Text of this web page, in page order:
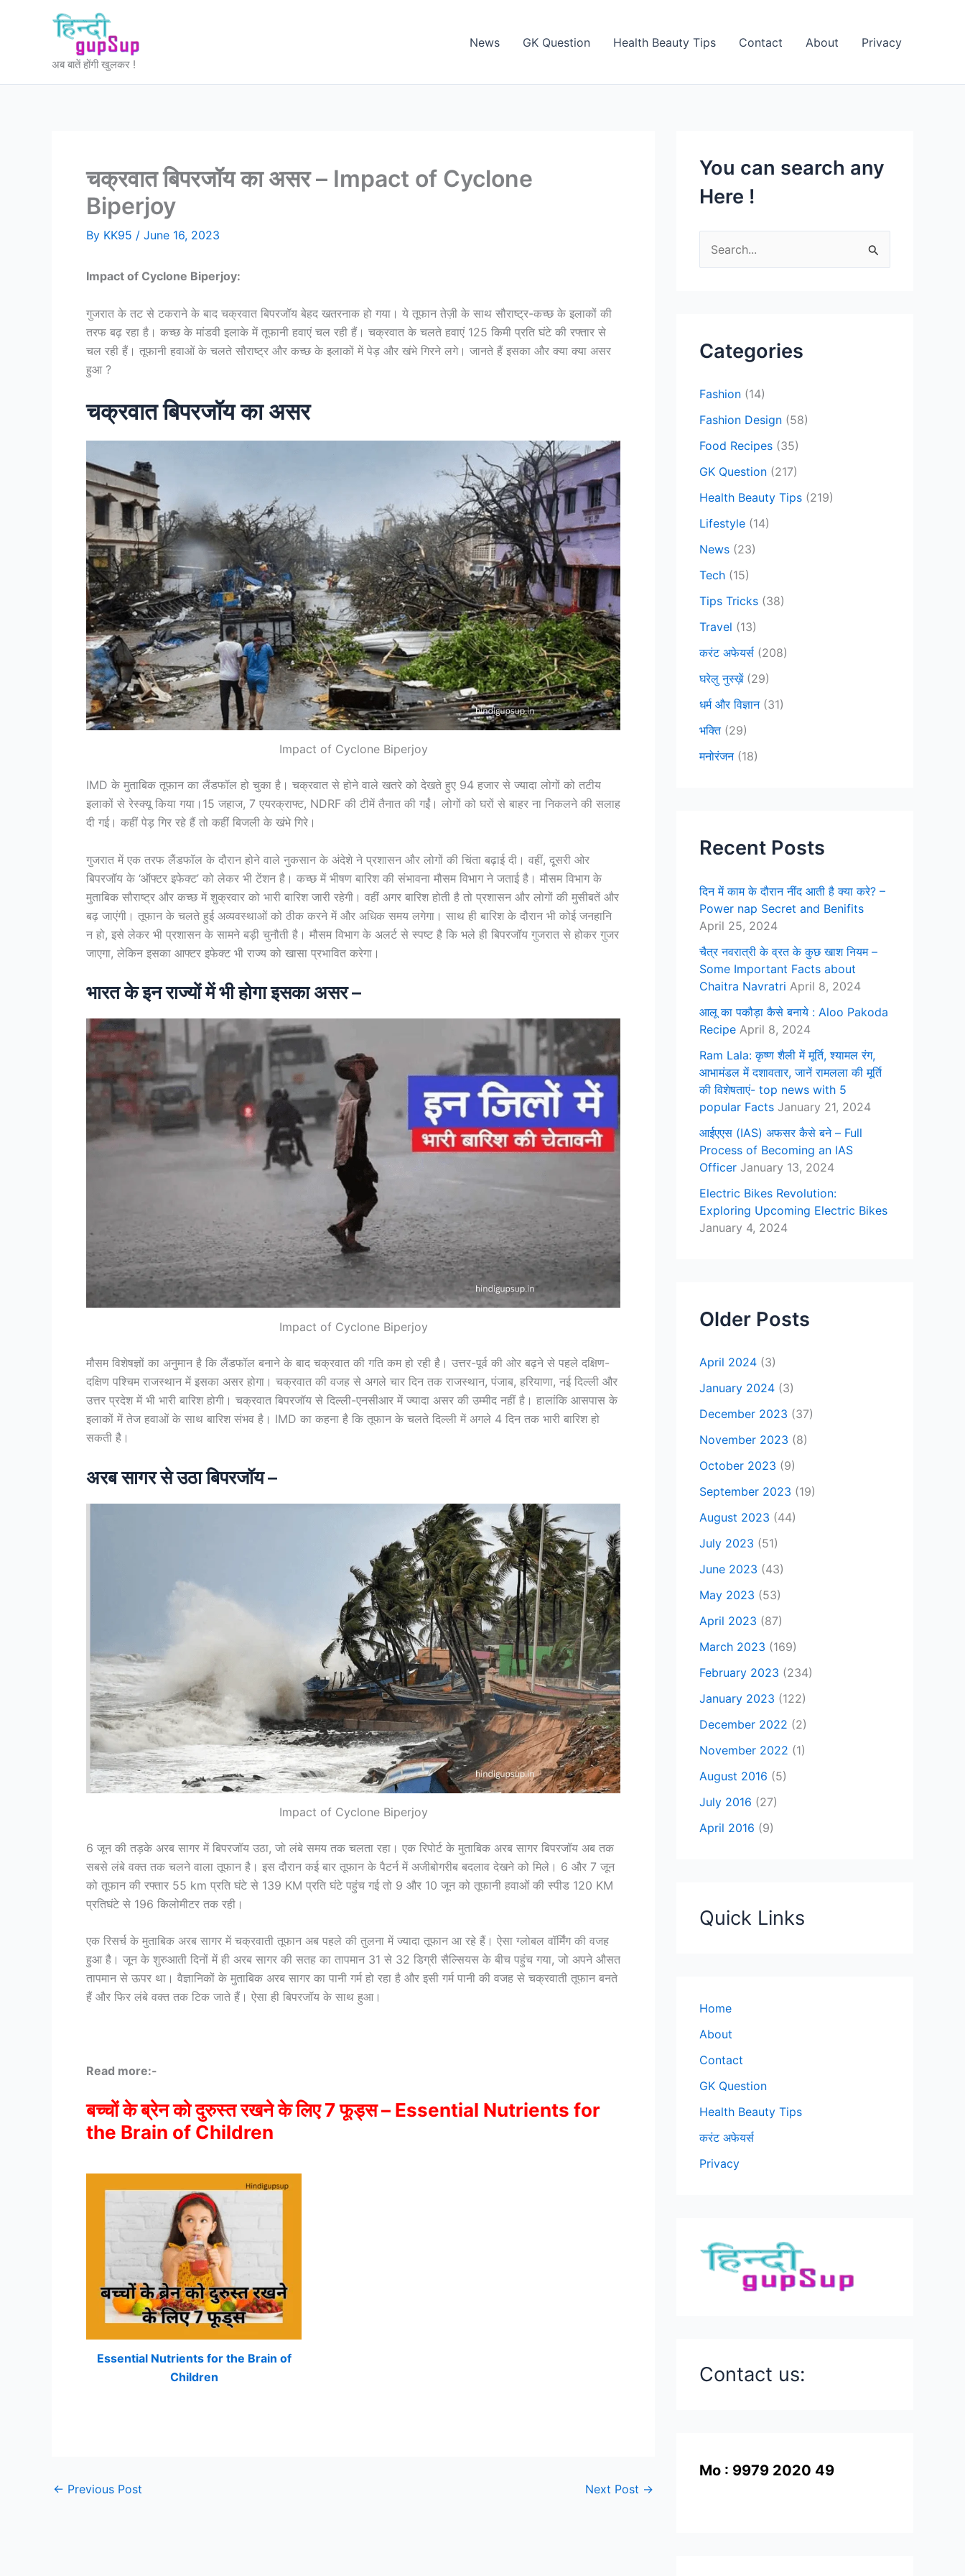
अब बातें होंगी खुलकर !
News GK Question Health Beauty Tips Contact About Privacy
चक्रवात बिपरजॉय का असर – Impact of Cyclone
Biperjoy
By KK95 / June 16, 2023
Impact of Cyclone Biperjoy:
गुजरात के तट से टकराने के बाद चक्रवात बिपरजॉय बेहद खतरनाक हो गया। ये तूफान तेज़ी के साथ सौराष्ट्र-कच्छ के इलाकों की
तरफ बढ़ रहा है। कच्छ के मांडवी इलाके में तूफानी हवाएं चल रही हैं। चक्रवात के चलते हवाएं 125 किमी प्रति घंटे की रफ्तार से
चल रही हैं। तूफानी हवाओं के चलते सौराष्ट्र और कच्छ के इलाकों में पेड़ और खंभे गिरने लगे। जानते हैं इसका और क्या क्या असर
हुआ ?
चक्रवात बिपरजॉय का असर
Impact of Cyclone Biperjoy
IMD के मुताबिक तूफान का लैंडफॉल हो चुका है। चक्रवात से होने वाले खतरे को देखते हुए 94 हजार से ज्यादा लोगों को तटीय
इलाकों से रेस्क्यू किया गया।15 जहाज, 7 एयरक्राफ्ट, NDRF की टीमें तैनात की गईं। लोगों को घरों से बाहर ना निकलने की सलाह
दी गई। कहीं पेड़ गिर रहे हैं तो कहीं बिजली के खंभे गिरे।
गुजरात में एक तरफ लैंडफॉल के दौरान होने वाले नुकसान के अंदेशे ने प्रशासन और लोगों की चिंता बढ़ाई दी। वहीं, दूसरी ओर
बिपरजॉय के ‘ऑफ्टर इफेक्ट’ को लेकर भी टेंशन है। कच्छ में भीषण बारिश की संभावना मौसम विभाग ने जताई है। मौसम विभाग के
मुताबिक सौराष्ट्र और कच्छ में शुक्रवार को भारी बारिश जारी रहेगी। वहीं अगर बारिश होती है तो प्रशासन और लोगों की मुसीबतें और
बढ़ जाएंगी। तूफान के चलते हुई अव्यवस्थाओं को ठीक करने में और अधिक समय लगेगा। साथ ही बारिश के दौरान भी कोई जनहानि
न हो, इसे लेकर भी प्रशासन के सामने बड़ी चुनौती है। मौसम विभाग के अलर्ट से स्पष्ट है कि भले ही बिपरजॉय गुजरात से होकर गुजर
जाएगा, लेकिन इसका आफ्टर इफेक्ट भी राज्य को खासा प्रभावित करेगा।
भारत के इन राज्यों में भी होगा इसका असर –
Impact of Cyclone Biperjoy
मौसम विशेषज्ञों का अनुमान है कि लैंडफॉल बनाने के बाद चक्रवात की गति कम हो रही है। उत्तर-पूर्व की ओर बढ़ने से पहले दक्षिण-
दक्षिण पश्चिम राजस्थान में इसका असर होगा। चक्रवात की वजह से अगले चार दिन तक राजस्थान, पंजाब, हरियाणा, नई दिल्ली और
उत्तर प्रदेश में भी भारी बारिश होगी। चक्रवात बिपरजॉय से दिल्ली-एनसीआर में ज्यादा असर की उम्मीद नहीं है। हालांकि आसपास के
इलाकों में तेज हवाओं के साथ बारिश संभव है। IMD का कहना है कि तूफान के चलते दिल्ली में अगले 4 दिन तक भारी बारिश हो
सकती है।
अरब सागर से उठा बिपरजॉय –
Impact of Cyclone Biperjoy
6 जून की तड़के अरब सागर में बिपरजॉय उठा, जो लंबे समय तक चलता रहा। एक रिपोर्ट के मुताबिक अरब सागर बिपरजॉय अब तक
सबसे लंबे वक्त तक चलने वाला तूफान है। इस दौरान कई बार तूफान के पैटर्न में अजीबोगरीब बदलाव देखने को मिले। 6 और 7 जून
को तूफान की रफ्तार 55 km प्रति घंटे से 139 KM प्रति घंटे पहुंच गई तो 9 और 10 जून को तूफानी हवाओं की स्पीड 120 KM
प्रतिघंटे से 196 किलोमीटर तक रही।
एक रिसर्च के मुताबिक अरब सागर में चक्रवाती तूफान अब पहले की तुलना में ज्यादा तूफान आ रहे हैं। ऐसा ग्लोबल वॉर्मिंग की वजह
हुआ है। जून के शुरुआती दिनों में ही अरब सागर की सतह का तापमान 31 से 32 डिग्री सैल्सियस के बीच पहुंच गया, जो अपने औसत
तापमान से ऊपर था। वैज्ञानिकों के मुताबिक अरब सागर का पानी गर्म हो रहा है और इसी गर्म पानी की वजह से चक्रवाती तूफान बनते
हैं और फिर लंबे वक्त तक टिक जाते हैं। ऐसा ही बिपरजॉय के साथ हुआ।
Read more:-
बच्चों के ब्रेन को दुरुस्त रखने के लिए 7 फूड्स – Essential Nutrients for
the Brain of Children
Essential Nutrients for the Brain of
Children
← Previous Post Next Post →
You can search any
Here !
e
h
o
r
:
Categories
Fashion (14)
Fashion Design (58)
Food Recipes (35)
GK Question (217)
Health Beauty Tips (219)
Lifestyle (14)
News (23)
Tech (15)
Tips Tricks (38)
Travel (13)
करंट अफेयर्स (208)
घरेलु नुस्ख़ें(29)
धर्म और विज्ञान(31)
भक्ति(29)
मनोरंजन(18)
Recent Posts
दिन में काम के दौरान नींद आती है क्या करे? –
Power nap Secret and Benifits
April 25, 2024
चैत्र नवरात्री के व्रत के कुछ खाश नियम –
Some Important Facts about
Chaitra Navratri April 8, 2024
आलू का पकौड़ा कैसे बनाये : Aloo Pakoda
Recipe April 8, 2024
Ram Lala: कृष्ण शैली में मूर्ति, श्यामल रंग,
आभामंडल में दशावतार, जानें रामलला की मूर्ति
की विशेषताएं- top news with 5
popular Facts January 21, 2024
आईएएस (IAS) अफसर कैसे बने – Full
Process of Becoming an IAS
Officer January 13, 2024
Electric Bikes Revolution:
Exploring Upcoming Electric Bikes
January 4, 2024
Older Posts
April 2024 (3)
January 2024 (3)
December 2023 (37)
November 2023 (8)
October 2023 (9)
September 2023 (19)
August 2023 (44)
July 2023 (51)
June 2023 (43)
May 2023 (53)
April 2023 (87)
March 2023 (169)
February 2023 (234)
January 2023 (122)
December 2022 (2)
November 2022 (1)
August 2016 (5)
July 2016 (27)
April 2016 (9)
Quick Links
Home
About
Contact
GK Question
Health Beauty Tips
करंट अफेयर्स
Privacy
Contact us:
Mo : 9979 2020 49